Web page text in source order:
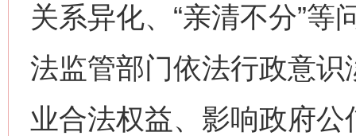
关系异化、“亲清不分”
法监管部门依法行政意
业合法权益、影响政府